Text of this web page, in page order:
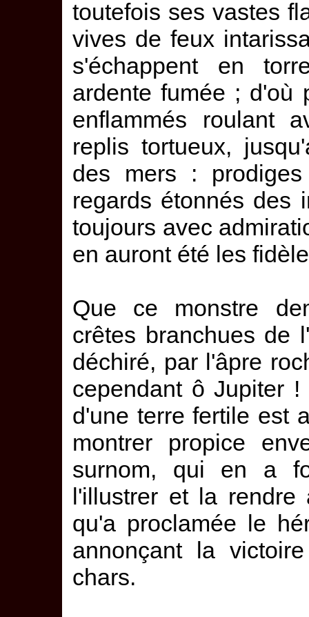
toutefois ses vastes
vives de feux
s'échappent en
ardente fumée ; d'où
enflammés roulant
replis tortueux,
des mers :
regards étonnés des
toujours avec
en auront été les
Que ce monstre
crêtes branchues de
déchiré, par l'âpre
cependant ô Jupiter
d'une terre fertile est
montrer propice
surnom, qui en a
l'illustrer et la rendre
qu'a proclamée le
annonçant la
chars.